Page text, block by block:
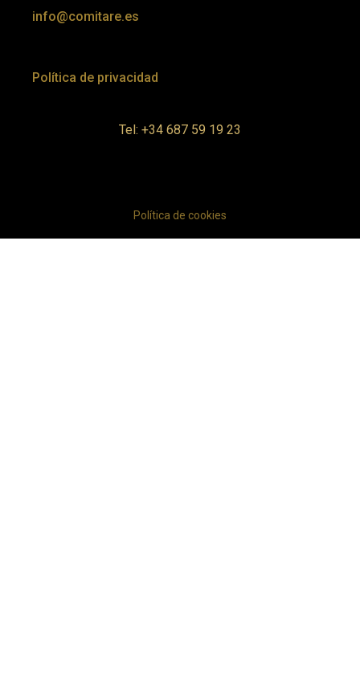
info@comitare.es
Política de privacidad
Tel: +34 687 59 19 23
Política de cookies